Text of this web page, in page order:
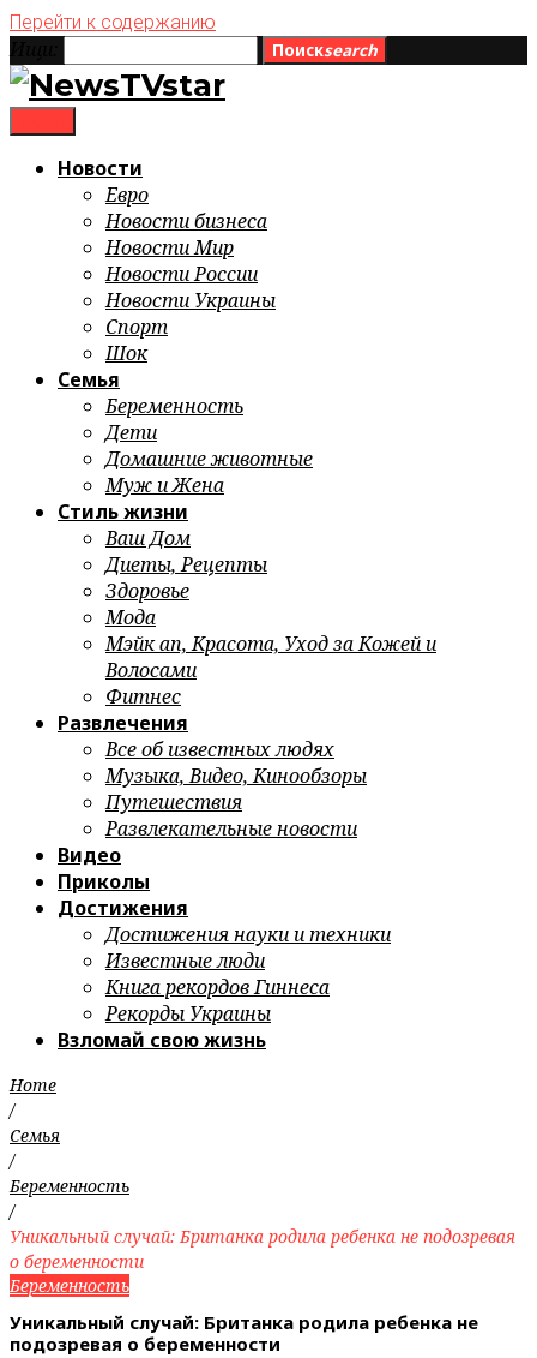
Перейти к содержанию
Поискsearch
Новости
Евро
Новости бизнеса
Новости Мир
Новости России
Новости Украины
Спорт
Шок
Семья
Беременность
Дети
Домашние животные
Муж и Жена
Стиль жизни
Ваш Дом
Диеты, Рецепты
Здоровье
Мода
Мэйк ап, Красота, Уход за Кожей и
Волосами
Фитнес
Развлечения
Все об известных людях
Музыка, Видео, Кинообзоры
Путешествия
Развлекательные новости
Видео
Приколы
Достижения
Достижения науки и техники
Известные люди
Книга рекордов Гиннеса
Рекорды Украины
Взломай свою жизнь
Home
/
Семья
/
Беременность
/
Уникальный случай: Британка родила ребенка не подозревая
о беременности
Беременность
Уникальный случай: Британка родила ребенка не
подозревая о беременности